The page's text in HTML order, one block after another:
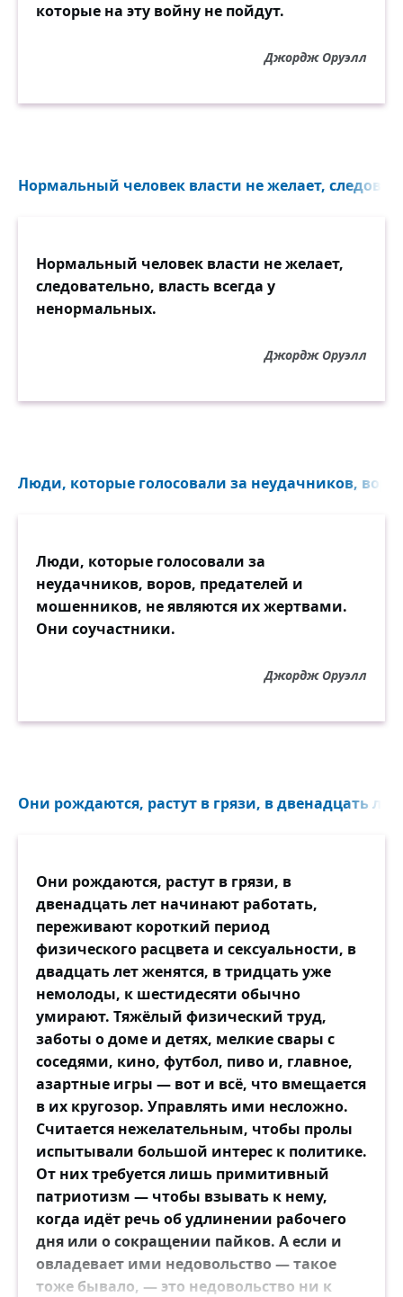
которые на эту войну не пойдут.
Джордж Оруэлл
Нормальный человек власти не желает,
Нормальный человек власти не желает,
следовательно, власть всегда у
ненормальных.
Джордж Оруэлл
Люди, которые голосовали за неудачников,
Люди, которые голосовали за
неудачников, воров, предателей и
мошенников, не являются их жертвами.
Они соучастники.
Джордж Оруэлл
Они рождаются, растут в грязи, в двенадцать
Они рождаются, растут в грязи, в
двенадцать лет начинают работать,
переживают короткий период
физического расцвета и сексуальности, в
двадцать лет женятся, в тридцать уже
немолоды, к шестидесяти обычно
умирают. Тяжёлый физический труд,
заботы о доме и детях, мелкие свары с
соседями, кино, футбол, пиво и, главное,
азартные игры — вот и всё, что вмещается
в их кругозор. Управлять ими несложно.
Считается нежелательным, чтобы пролы
испытывали большой интерес к политике.
От них требуется лишь примитивный
патриотизм — чтобы взывать к нему,
когда идёт речь об удлинении рабочего
дня или о сокращении пайков. А если и
овладевает ими недовольство — такое
тоже бывало, — это недовольство ни к